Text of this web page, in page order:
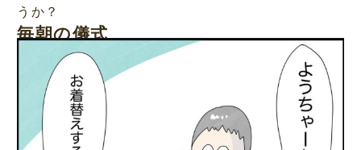
うか？
毎朝の儀式